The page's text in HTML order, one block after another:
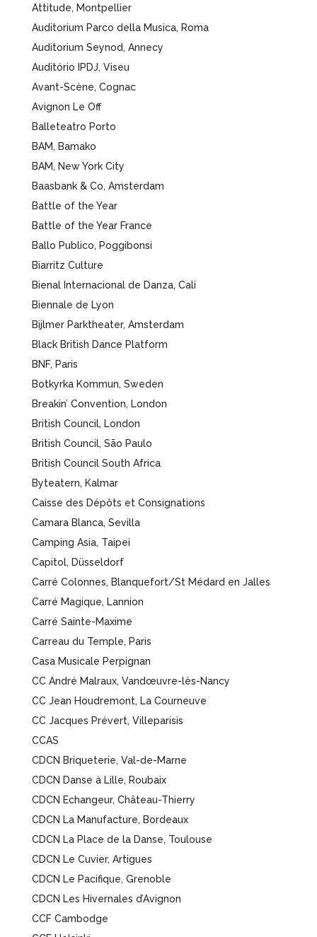
Attitude, Montpellier
Auditorium Parco della Musica, Roma
Auditorium Seynod, Annecy
Auditório IPDJ,​ Viseu
Avant-Scène, Cognac
Avignon Le Off
Balleteatro Porto
BAM, Bamako
BAM, New York City
Baasbank & Co, Amsterdam
Battle of the Year
Battle of the Year France
Ballo Publico, Poggibonsi
Biarritz Culture
Bienal Internacional de Danza, Cali
Biennale de Lyon
Bijlmer Parktheater, Amsterdam
Black British Dance Platform
BNF, Paris
Botkyrka Kommun, Sweden
Breakin’ Convention, London
British Council, London
British Council, São Paulo
British Council South Africa
Byteatern, Kalmar
Caisse des Dépôts et Consignations
Camara Blanca, Sevilla
Camping Asia, Taipei
Capitol, Düsseldorf
Carré Colonnes, Blanquefort/St Médard en Jalles
Carré Magique, Lannion
Carré Sainte-Maxime
Carreau du Temple, Paris
Casa Musicale Perpignan
CC André Malraux, Vandœuvre-lès-Nancy
CC Jean Houdremont, La Courneuve
CC Jacques Prévert, Villeparisis
CCAS
CDCN Briqueterie, Val-de-Marne
CDCN Danse à Lille, Roubaix
CDCN Echangeur, Château-Thierry
CDCN La Manufacture, Bordeaux
CDCN La Place de la Danse, Toulouse
CDCN Le Cuvier, Artigues
CDCN Le Pacifique, Grenoble
CDCN Les Hivernales d’Avignon
CCF Cambodge